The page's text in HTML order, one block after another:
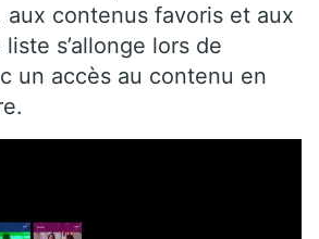
aux contenus favoris et aux
s’allonge lors de
un accès au contenu en